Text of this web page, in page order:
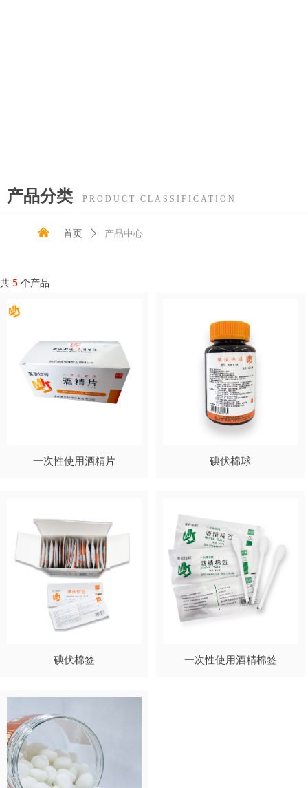
낀
产品分类 PRODUCT CLASSIFICATION
首页 ꄲ 产品中心
共 5 个产品
一次性使用酒精片 碘伏棉球
碘伏棉签 一次性使用酒精棉签